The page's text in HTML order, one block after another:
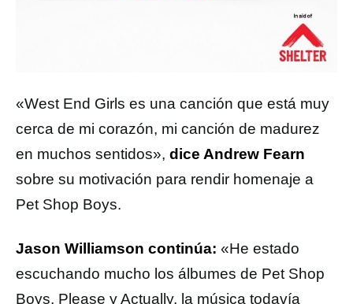
«West End Girls es una canción que está muy
cerca de mi corazón, mi canción de madurez
en muchos sentidos», dice Andrew Fearn
sobre su motivación para rendir homenaje a
Pet Shop Boys.
Jason Williamson continúa: «He estado
escuchando mucho los álbumes de Pet Shop
Boys, Please y Actually, la música todavía